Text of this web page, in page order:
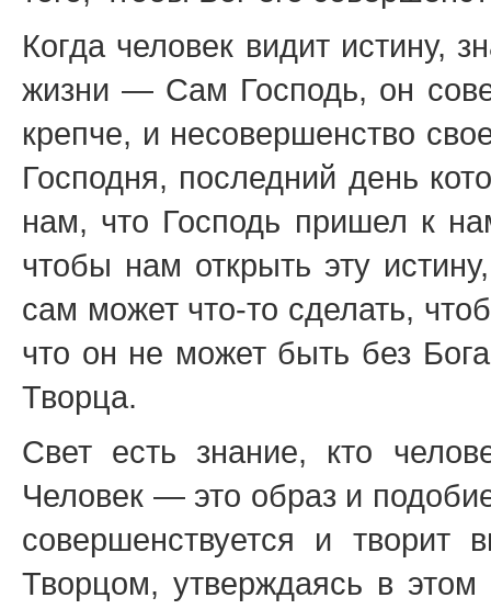
Когда человек видит истину,
жизни — Сам Господь, он
крепче, и несовершенство
Господня, последний день
нам, что Господь пришел к
чтобы нам открыть эту
сам может что-то сделать,
что он не может быть без
Творца.
Свет есть знание, кто
Человек — это образ и
совершенствуется и творит
Творцом, утверждаясь в